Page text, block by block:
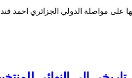
على مواصلة الدولي الجزائري احمد